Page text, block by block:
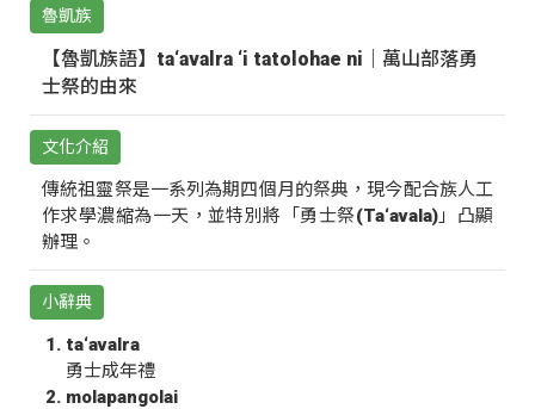
魯凱族
【魯凱族語】ta‘avalra ‘i tatolohae ni｜萬山部落勇
士祭的由來
文化介紹
傳統祖靈祭是一系列為期四個月的祭典，現今配合族人工
作求學濃縮為一天，並特別將「勇士祭(Ta‘avala)」凸顯
辦理。
小辭典
ta‘avalra
勇士成年禮
molapangolai